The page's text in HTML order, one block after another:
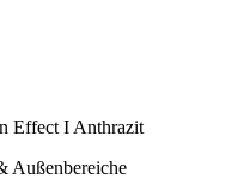
Effect I Anthrazit
Außenbereiche